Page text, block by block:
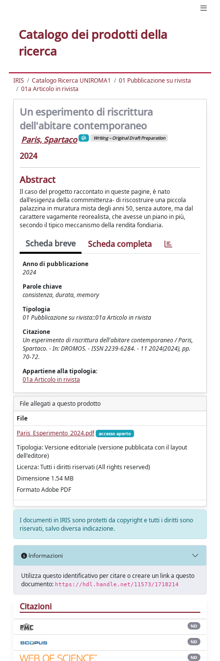
Catalogo dei prodotti della
ricerca
IRIS Catalogo Ricerca UNIROMA1
01 Pubblicazione su rivista
01a Articolo in rivista
Un esperimento di riscrittura
dell'abitare contemporaneo
Paris, Spartaco Writing – Original Draft Preparation
2024
Abstract
Il caso del progetto raccontato in queste pagine, è nato
dall'esigenza della commmittenza- di riscostruire una piccola
palazzina in muratura mista degli anni 50, senza autore, ma dal
carattere vagamente reorealista, che avesse un piano in più,
secondo il tipico meccanismo della rendita fondiaria.
Scheda breve Scheda completa
Anno di pubblicazione
2024
Parole chiave
consistenza, durata, memory
Tipologia
01 Pubblicazione su rivista::01a Articolo in rivista
Citazione
Un esperimento di riscrittura dell'abitare contemporaneo / Paris,
Spartaco. - In: DROMOS. - ISSN 2239-6284. - 11 2024(2024), pp.
70-72.
Appartiene alla tipologia:
01a Articolo in rivista
File allegati a questo prodotto
File
Paris_Esperimento_2024.pdf
accesso aperto
Tipologia: Versione editoriale (versione pubblicata con il layout
dell'editore)
Licenza: Tutti i diritti riservati (All rights reserved)
Dimensione 1.54 MB
Formato Adobe PDF
I documenti in IRIS sono protetti da copyright e tutti i diritti sono
riservati, salvo diversa indicazione.
Informazioni
Utilizza questo identificativo per citare o creare un link a questo
documento: https://hdl.handle.net/11573/1718214
Citazioni
ND
ND
ND